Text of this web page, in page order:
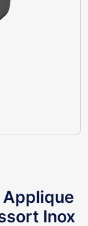
Applique
Inox